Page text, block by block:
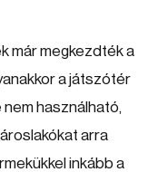
már megkezdték a
a játszótér
nem használható,
arra
inkább a